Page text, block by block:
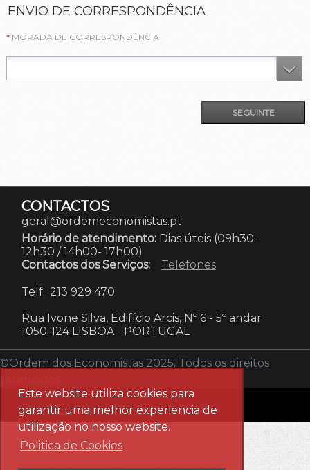
Este website utiliza cookies para
garantir uma melhor experiencia de
utilização no nosso website.
Politica de Cookies
ENVIO DE CORRESPONDÊNCIA
MORADA DE CORRESPONDÊNCIA
CONTACTOS
geral@ordemeconomistas.pt
Horário de atendimento: Dias úteis (09h30-
12h30 / 14h00- 17h00)
Contactos dos Serviços:
Telefones
Telf.: 213 929 470
Rua Ivone Silva, Edifício Arcis, Nº 6 - 5º andar
1050-124 LISBOA - PORTUGAL
©Ordem dos Economistas 2025. Todos os direitos